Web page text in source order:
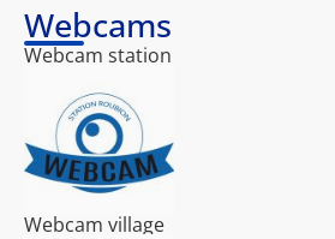
Webcams
Webcam station
Webcam village